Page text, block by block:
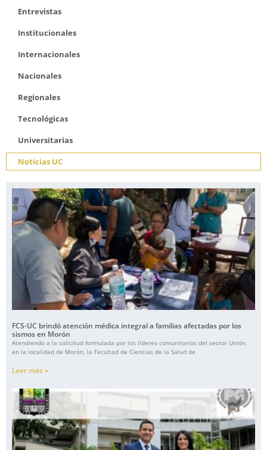
Entrevistas
Institucionales
Internacionales
Nacionales
Regionales
Tecnológicas
Universitarias
Noticias UC
FCS-UC brindó atención médica integral a familias afectadas por los
sismos en Morón
Atendiendo a la solicitud formulada por los líderes comunitarios del sector Unión,
en la localidad de Morón, la Facultad de Ciencias de la Salud de
Leer más »